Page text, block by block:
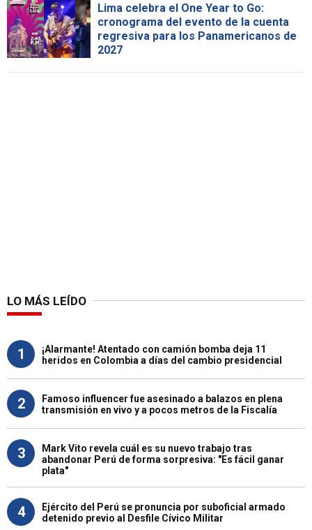
Lima celebra el One Year to Go:
cronograma del evento de la cuenta
regresiva para los Panamericanos de
2027
LO MÁS LEÍDO
1
¡Alarmante! Atentado con camión bomba deja 11
heridos en Colombia a días del cambio presidencial
2
Famoso influencer fue asesinado a balazos en plena
transmisión en vivo y a pocos metros de la Fiscalía
3
Mark Vito revela cuál es su nuevo trabajo tras
abandonar Perú de forma sorpresiva: "Es fácil ganar
plata"
4
Ejército del Perú se pronuncia por suboficial armado
detenido previo al Desfile Cívico Militar